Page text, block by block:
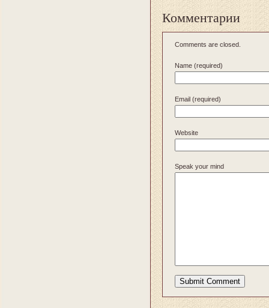
Комментарии
Comments are closed.
Name (required)
Email (required)
Website
Speak your mind